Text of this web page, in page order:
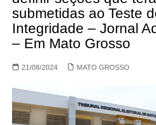
submetidas ao Teste
Integridade – Jornal
– Em Mato Grosso
21/08/2024 MATO GROSSO